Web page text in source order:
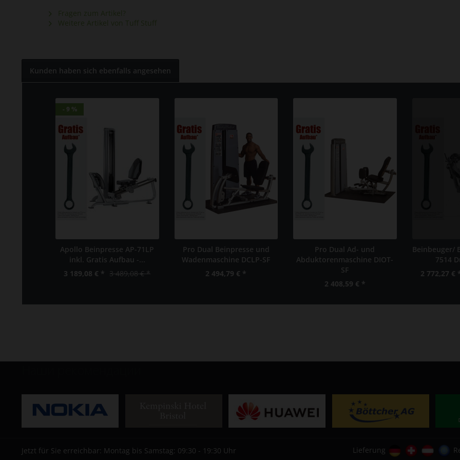
Fragen zum Artikel?
Weitere Artikel von Tuff Stuff
Kunden haben sich ebenfalls angesehen
- 9 %
- 9 %
Apollo Beinpresse AP-71LP
inkl. Gratis Aufbau -...
3 189,08 € * 3 489,08 € *
Pro Dual Beinpresse und
Wadenmaschine DCLP-SF
2 494,79 € *
Pro Dual Ad- und
Abduktorenmaschine DIOT-
SF
2 408,59 € *
Beinbeuger/
7514
2 772,27 €
Jetzt für Sie erreichbar: Montag bis Samstag: 09:30 - 19:30 Uhr Lieferung